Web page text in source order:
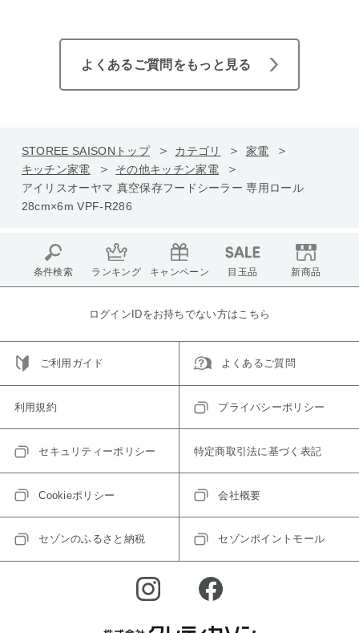
よくあるご質問をもっと見る
STOREE SAISONトップ カテゴリ
家電
キッチン家電
その他キッチン家電
アイリスオーヤマ 真空保存フードシーラー 専用ロール
28cm×6m VPF-R286
条件検索 ランキング キャンペーン 目玉品 新商品
ログインIDをお持ちでない方はこちら
ご利用ガイド よくあるご質問
利用規約 プライバシーポリシー
セキュリティーポリシー 特定商取引法に基づく表記
Cookieポリシー 会社概要
セゾンのふるさと納税 セゾンポイントモール